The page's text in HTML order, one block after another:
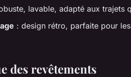
lavable, adapté aux trajets
: design rétro, parfaite pour
des revêtements